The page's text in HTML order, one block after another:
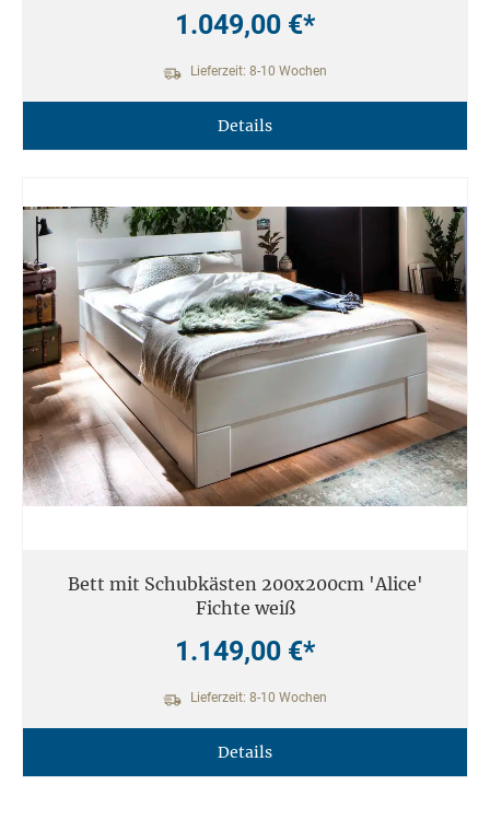
1.049,00 €*
Lieferzeit: 8-10 Wochen
Details
Bett mit Schubkästen 200x200cm 'Alice'
Fichte weiß
1.149,00 €*
Lieferzeit: 8-10 Wochen
Details